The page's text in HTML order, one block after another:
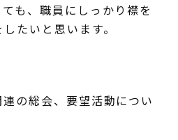
も、職員にしっかり襟を
たいと思います。
の総会、要望活動につい